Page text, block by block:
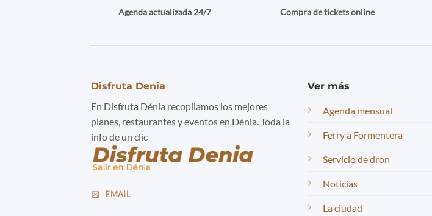
Agenda actualizada 24/7 Compra de tickets online
Disfruta Denia
En Disfruta Dénia recopilamos los mejores
planes, restaurantes y eventos en Dénia. Toda la
info de un clic
EMAIL
Ver más
Agenda mensual
Ferry a Formentera
Servicio de dron
Noticias
La ciudad